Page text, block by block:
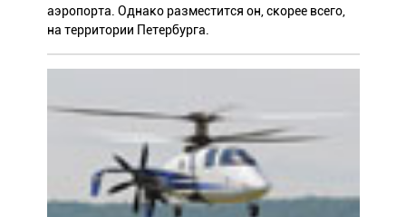
аэропорта. Однако разместится он, скорее всего,
на территории Петербурга.